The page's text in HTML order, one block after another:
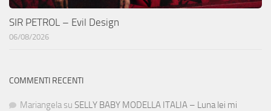
SIR PETROL – Evil Design
06/08/2026
COMMENTI RECENTI
Mariangela su SELLY BABY MODELLA ITALIA – Luna lei mi